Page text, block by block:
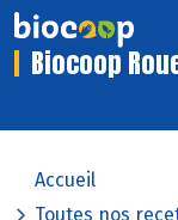
Biocoop
Accueil
Toutes nos